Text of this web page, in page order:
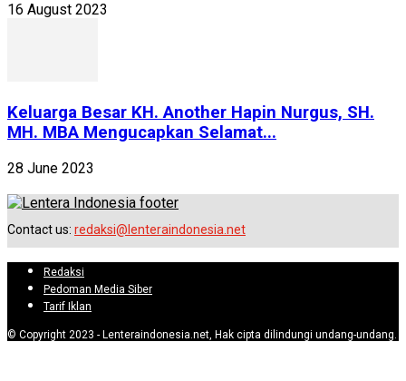
16 August 2023
Keluarga Besar KH. Another Hapin Nurgus, SH.
MH. MBA Mengucapkan Selamat...
28 June 2023
Contact us: redaksi@lenteraindonesia.net
Redaksi
Pedoman Media Siber
Tarif Iklan
© Copyright 2023 - Lenteraindonesia.net, Hak cipta dilindungi undang-undang.